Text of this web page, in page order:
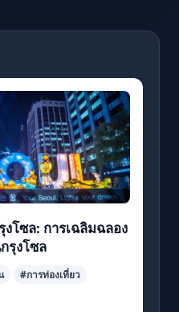
โซล: การเฉลิมฉลอง
รุงโซล
#การท่องเที่ยว